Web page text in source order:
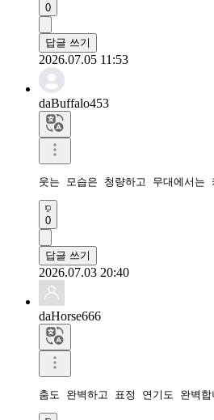
0
답글 쓰기
2026.07.05 11:53
daBuffalo453
웃는 모습은 청량하고 무대에서
0
답글 쓰기
2026.07.03 20:40
daHorse666
춤도 완벽하고 표정 연기도 완벽